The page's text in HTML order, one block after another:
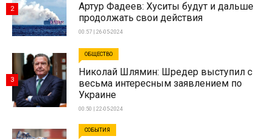
Артур Фадеев: Хуситы будут и дальше
продолжать свои действия
00:57 | 26-05-2024
2
ОБЩЕСТВО
Николай Шлямин: Шредер выступил с
весьма интересным заявлением по
Украине
00:50 | 22-05-2024
3
СОБЫТИЯ